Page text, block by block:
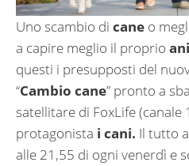
Uno scambio di cane o
a capire meglio il proprio
questi i presupposti del
“Cambio cane” pronto a
satellitare di FoxLife (canale
protagonista i cani. Il tutto
alle 21,55 di ogni venerdì e